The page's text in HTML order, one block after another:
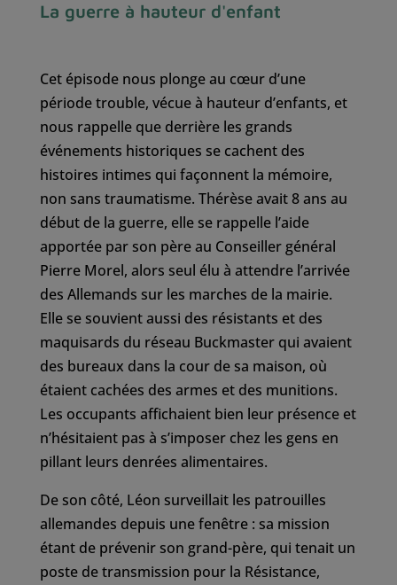
La guerre à hauteur d'enfant
Cet épisode nous plonge au cœur d’une
période trouble, vécue à hauteur d’enfants, et
nous rappelle que derrière les grands
événements historiques se cachent des
histoires intimes qui façonnent la mémoire,
non sans traumatisme. Thérèse avait 8 ans au
début de la guerre, elle se rappelle l’aide
apportée par son père au Conseiller général
Pierre Morel, alors seul élu à attendre l’arrivée
des Allemands sur les marches de la mairie.
Elle se souvient aussi des résistants et des
maquisards du réseau Buckmaster qui avaient
des bureaux dans la cour de sa maison, où
étaient cachées des armes et des munitions.
Les occupants affichaient bien leur présence et
n’hésitaient pas à s’imposer chez les gens en
pillant leurs denrées alimentaires.
De son côté, Léon surveillait les patrouilles
allemandes depuis une fenêtre : sa mission
étant de prévenir son grand-père, qui tenait un
poste de transmission pour la Résistance,